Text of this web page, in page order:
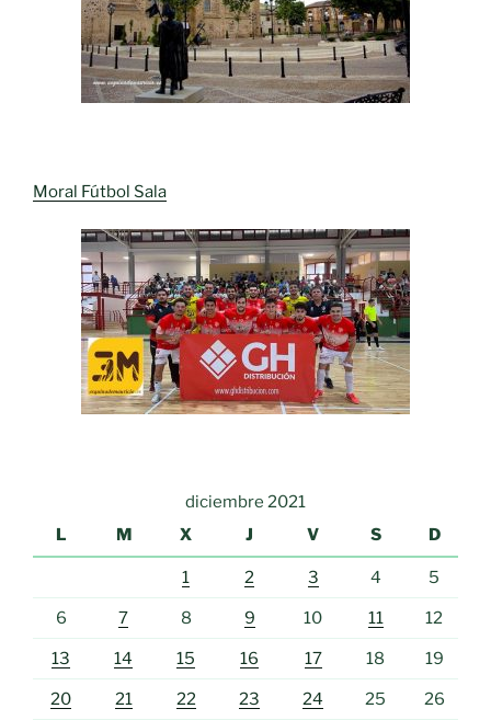
Moral Fútbol Sala
diciembre 2021
L
M X J V S D
1 2 3 4 5
6 7 8 9 10 11 12
13 14 15 16 17 18 19
20 21 22 23 24 25 26